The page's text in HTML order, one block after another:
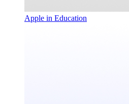
Apple in Education